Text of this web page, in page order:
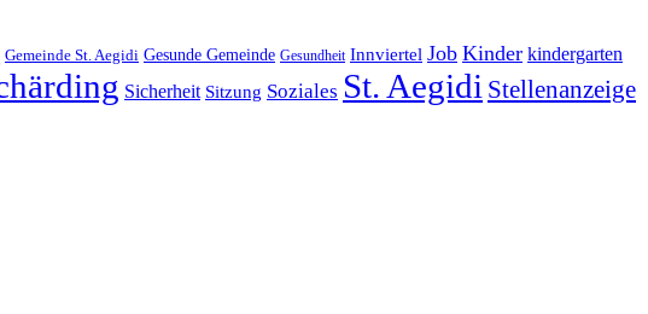
Gemeinde St. Aegidi Gesunde Gemeinde Gesundheit Innviertel Job Kinder kindergarten
Sicherheit Sitzung Soziales St. Aegidi Stellenanzeige